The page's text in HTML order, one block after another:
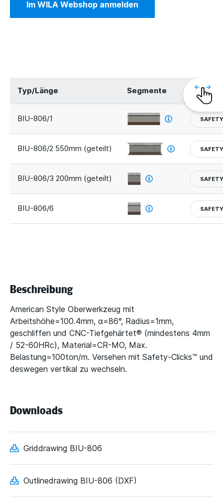
Im WILA Webshop anmelden
Typ/Länge Segmente
BIU-806/1
BIU-806/2 550mm (geteilt)
BIU-806/3 200mm (geteilt)
BIU-806/6
Beschreibung
American Style Oberwerkzeug mit
Arbeitshöhe=100.4mm, α=86°, Radius=1mm,
geschliffen und CNC-Tiefgehärtet® (mindestens 4mm
/ 52-60HRc), Material=CR-MO, Max.
Belastung=100ton/m. Versehen mit Safety-Clicks™ und
deswegen vertikal zu wechseln.
Downloads
Griddrawing BIU-806
Outlinedrawing BIU-806 (DXF)